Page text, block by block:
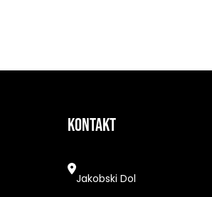
kontakt
Jakobski Dol